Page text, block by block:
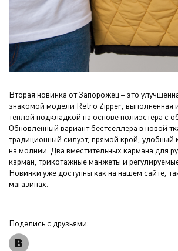
Вторая новинка от Запорожец – это
знакомой модели Retro Zipper, выполненная
теплой подкладкой на основе полиэстера с
Обновленный вариант бестселлера в новой
традиционный силуэт, прямой крой, удобный
на молнии. Два вместительных кармана для
карман, трикотажные манжеты и
Новинки уже доступны как на нашем сайте,
магазинах.
Поделись с друзьями: